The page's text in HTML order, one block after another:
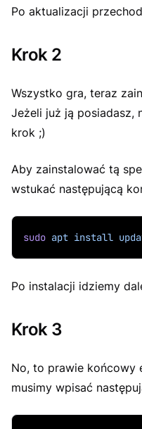
Po aktualizacji
Krok 2
Wszystko gra, teraz
Jeżeli już ją posiadasz,
krok ;)
Aby zainstalować tą
wstukać następującą
sudo apt install
Po instalacji idziemy
Krok 3
No, to prawie końcowy
musimy wpisać